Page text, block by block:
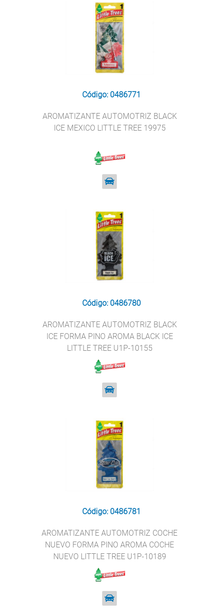
Código: 0486771
AROMATIZANTE AUTOMOTRIZ BLACK
ICE MEXICO LITTLE TREE 19975
Código: 0486780
AROMATIZANTE AUTOMOTRIZ BLACK
ICE FORMA PINO AROMA BLACK ICE
LITTLE TREE U1P-10155
Código: 0486781
AROMATIZANTE AUTOMOTRIZ COCHE
NUEVO FORMA PINO AROMA COCHE
NUEVO LITTLE TREE U1P-10189